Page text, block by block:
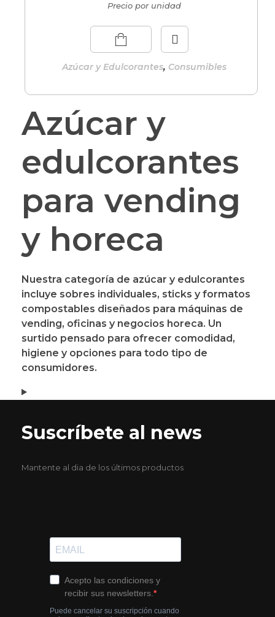
Azúcar y Edulcorantes, Consumibles
Precio por unidad
Azúcar y
edulcorantes
para vending
y horeca
Nuestra categoría de azúcar y edulcorantes
incluye sobres individuales, sticks y formatos
compostables diseñados para máquinas de
vending, oficinas y negocios horeca. Un
surtido pensado para ofrecer comodidad,
higiene y opciones para todo tipo de
consumidores.
Suscríbete al news
Mantente al dia de los últimos productos